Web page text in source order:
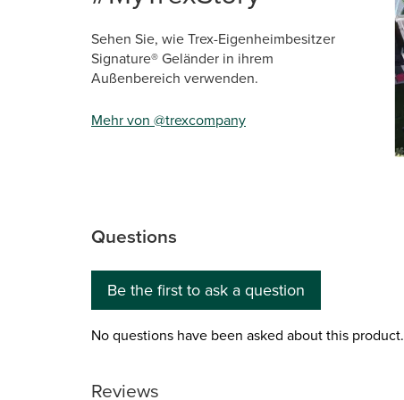
Sehen Sie, wie Trex-Eigenheimbesitzer
Signature® Geländer in ihrem
Außenbereich verwenden.
Mehr von @trexcompany
No questions have been asked about this product.
Questions
Be the first to ask a question
No questions have been asked about this product.
Reviews